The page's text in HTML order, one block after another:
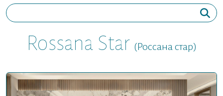
Rossana Star (Россана стар)